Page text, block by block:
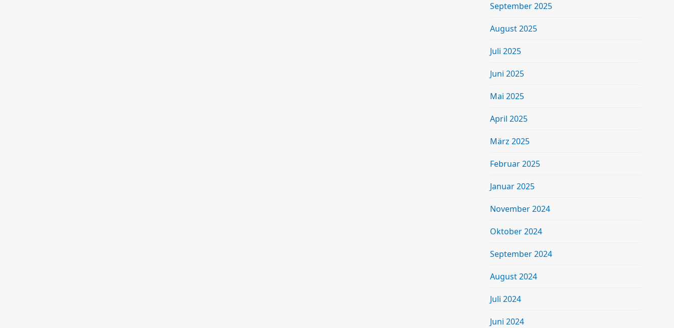
September 2025
August 2025
Juli 2025
Juni 2025
Mai 2025
April 2025
März 2025
Februar 2025
Januar 2025
November 2024
Oktober 2024
September 2024
August 2024
Juli 2024
Juni 2024